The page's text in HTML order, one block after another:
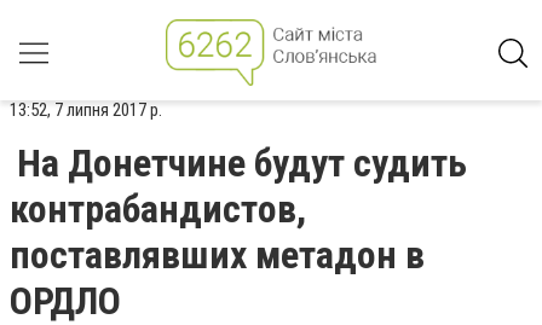
13:52, 7 липня 2017 р.
На Донетчине будут судить
контрабандистов,
поставлявших метадон в
ОРДЛО